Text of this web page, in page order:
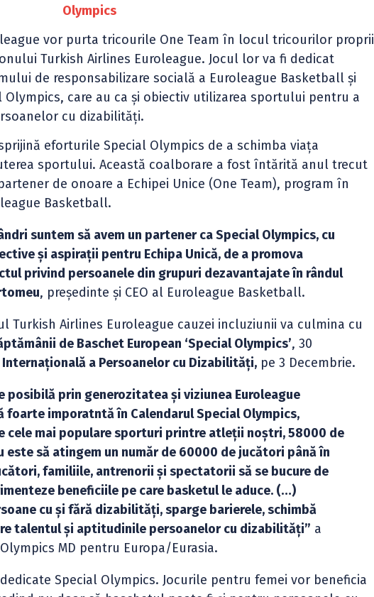
Olympics
vor purta tricourile One Team în locul tricourilor proprii
Turkish Airlines Euroleague. Jocul lor va fi dedicat
de responsabilizare socială a Euroleague Basketball şi
care au ca şi obiectiv utilizarea sportului pentru a
cu dizabilităţi.
eforturile Special Olympics de a schimba viaţa
sportului. Această coalborare a fost întărită anul trecut
de onoare a Echipei Unice (One Team), program în
Basketball.
suntem să avem un partener ca Special Olympics, cu
şi aspiraţii pentru Echipa Unică, de a promova
privind persoanele din grupuri dezavantajate în rândul
, preşedinte şi CEO al Euroleague Basketball.
Turkish Airlines Euroleague cauzei incluziunii va culmina cu
de Baschet European ‘Special Olympics’, 30
Internaţională a Persoanelor cu Dizabilităţi, pe 3 Decembrie.
posibilă prin generozitatea şi viziunea Euroleague
foarte imporatntă în Calendarul Special Olympics,
cele mai populare sporturi printre atleţii noştri, 58000 de
să atingem un număr de 60000 de jucători până în
familiile, antrenorii şi spectatorii să se bucure de
beneficiile pe care basketul le aduce. (…)
cu şi fără dizabilităţi, sparge barierele, schimbă
talentul şi aptitudinile persoanelor cu dizabilităţi” a
MD pentru Europa/Eurasia.
Special Olympics. Jocurile pentru femei vor beneficia